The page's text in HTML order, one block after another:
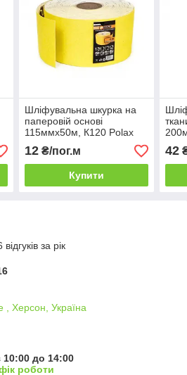
Шліфувальна шкурка на
паперовій основі
115ммх50м, К120 Polax
12₴/пог.м
Купити
42
за рік
, Херсон, Україна
10:00 до 14:00
роботи